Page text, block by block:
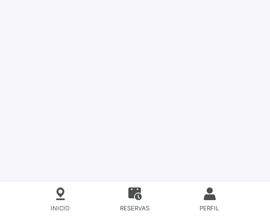
INICIO RESERVAS PERFIL